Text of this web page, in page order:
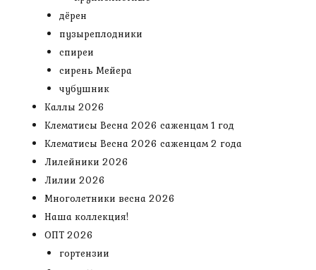
дёрен
пузыреплодники
спиреи
сирень Мейера
чубушник
Каллы 2026
Клематисы Весна 2026 саженцам 1 год
Клематисы Весна 2026 саженцам 2 года
Лилейники 2026
Лилии 2026
Многолетники весна 2026
Наша коллекция!
ОПТ 2026
гортензии